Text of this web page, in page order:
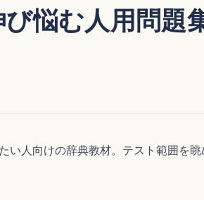
悩む人用問題
い人向けの辞典教材。テスト範囲を